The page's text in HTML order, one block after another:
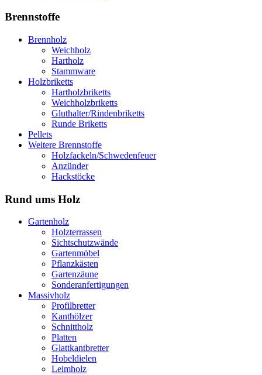
Brennstoffe
Brennholz
Weichholz
Hartholz
Stammware
Holzbriketts
Hartholzbriketts
Weichholzbriketts
Gluthalter/Rindenbriketts
Runde Briketts
Pellets
Weitere Brennstoffe
Holzfackeln/Schwedenfeuer
Anzünder
Hackstöcke
Rund ums Holz
Gartenholz
Holzterrassen
Sichtschutzwände
Gartenmöbel
Pflanzkästen
Gartenzäune
Sonderanfertigungen
Massivholz
Profilbretter
Kanthölzer
Schnittholz
Platten
Glattkantbretter
Hobeldielen
Leimholz